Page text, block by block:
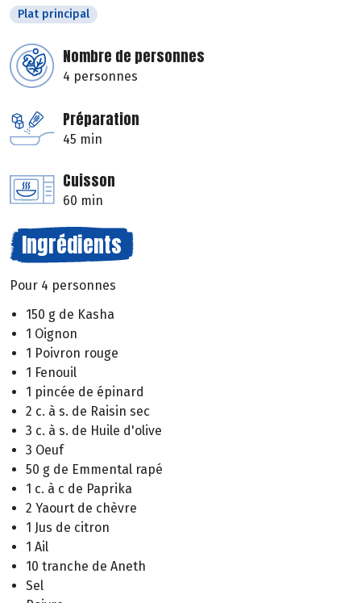
Plat principal
Nombre de personnes
4 personnes
Préparation
45 min
Cuisson
60 min
Ingrédients
Pour 4 personnes
150 g de Kasha
1 Oignon
1 Poivron rouge
1 Fenouil
1 pincée de épinard
2 c. à s. de Raisin sec
3 c. à s. de Huile d'olive
3 Oeuf
50 g de Emmental rapé
1 c. à c de Paprika
2 Yaourt de chèvre
1 Jus de citron
1 Ail
10 tranche de Aneth
Sel